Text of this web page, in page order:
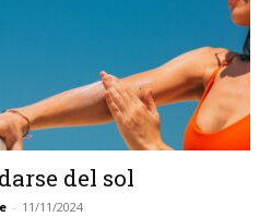
del sol
- 11/11/2024